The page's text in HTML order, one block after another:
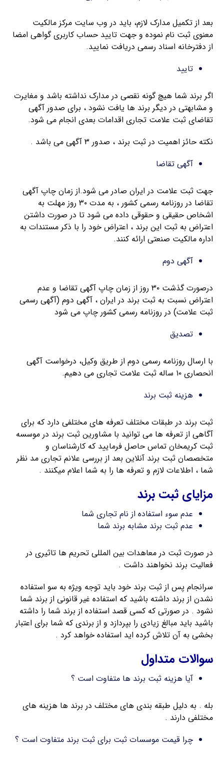
بعد از تکمیل مدارک لازم، باید در وب سایت مرکز مالکیت
معنوی ثبت نام نموده و جهت تایید حساب کاربری گواهی امضا
از دفترخانه اسناد رسمی دریافت نمایید.
تایید
اگر برند شما هیچ گونه نقصی در مدارک نداشته باشد و مغایرت
و مشابهتی در دیگر برند ها یافت نشود ، برای صدور آگهی
تقاضای ثبت علامت تجاری اقدامات بعدی انجام می شود.
نکته حائز اهمیت در ثبت برند ، صدور ۳ آگهی می باشد .
آگهی تقاضا
جهت ثبت علامت در ایران صادر می شود.از زمان چاپ آگهی
تقاضا در روزنامه رسمی کشور ، به مدت ۳۰ روز مهلت به
اشخاص حقیقی و حقوقی داده می شود تا در صورت داشتن
اعتراض به ثبت این برند ، اعتراض خود را با ذکر مستندات به
اداره مالکیت صنعتی ارائه کنند.
آگهی دوم
درصورت گذشت ۳۰ روز از زمان چاپ آگهی تقاضا و عدم
اعتراض نسبت به ثبت برند در ایران ، آگهی دوم (آگهی رسمی
ثبت علامت) در روزنامه رسمی کشور چاپ می شود
تصدیق
با ارسال روزنامه رسمی دوم از طریق وکیل، درخواست آگهی
انحصاری ۱۰ ساله ثبت علامت تجاری می دهیم.
هزینه ثبت برند
ثبت برند در طبقات مختلف تعرفه های مختلفی دارد که برای
آگاهی از تعرفه ها می توانید با مشاورین ثبت برند در موسسه
ثبت کریمخان تماس حاصل فرمایید که کارشناسان و
متخصصان ثبت برند آنلاین بعد از بررسی علانم تجاری مد نظر
شما ، اطلاعات لازم و تعرفه ها را به شما اعلام میکنند .
مزایای ثبت برند
عدم سوء استفاده از نام تجاری شما
عدم ثبت برند مشابه برند شما
در صورت ثبت در معاهدات بین المللی تحریم ها تاثیری در
فعالیت برند نخواهند داشت .
سرانجام پس از ثبت برند خود باید توجه ویژه به سو استفاده
نشدن از برند داشته باشید که استفاده غیر قانونی از برند شما
نشود . در صورتی که کسی قصد استفاده از برند شما را داشته
باشید باید مبالغ زیادی را بپردازد و از برندی که شما برای اعتبار
بخشی به آن تلاش کرده اید استفاده خواهد کرد .
سوالات متداول
آیا هزینه ثبت برند ها متفاوت است ؟
بله . به دلیل طبقه بندی های مختلف در برند ها هزینه های
مختلفی دارند .
چرا قیمت موسسات ثبت برای ثبت برند متفاوت است ؟